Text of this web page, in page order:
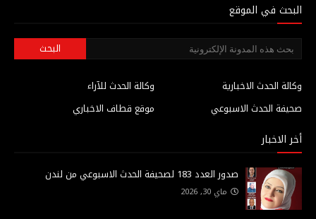
البحث في الموقع
وكالة الحدث للآراء
وكالة الحدث الاخبارية
موقع قطاف الاخباري
صحيفة الحدث الاسبوعي
أخر الاخبار
صدور العدد 183 لصحيفة الحدث الاسبوعي من لندن
ماي 30, 2026